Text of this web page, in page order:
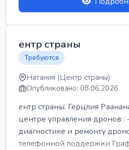
ентр страны
Требуются
Натания (Центр страны)
Опубликовано: 08.06.2026
ентр страны. Герцлия
центре управления дронов :
диагностике и ремонту
телефонной поддержки